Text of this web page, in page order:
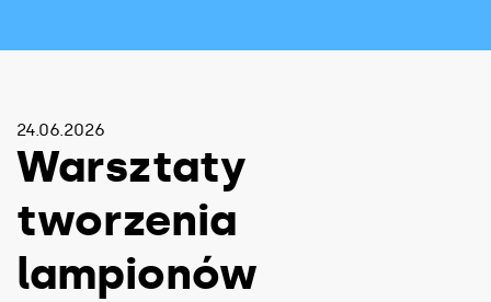
24.06.2026
Warsztaty
tworzenia
lampionów